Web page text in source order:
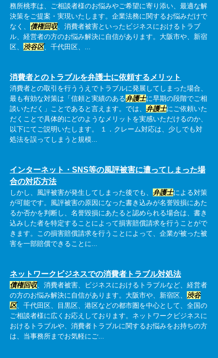
務所桃李は、ご相談者様のお悩みやご希望に寄り添い、最適な解
決策をご提案・実現いたします。企業法務に関するお悩みだけで
なく、 債権回収、消費者被害といったビジネスにおけるトラブ
ル、経営者の方のお悩み解決に自信があります。大阪市や、新宿
区、
渋谷区、千代田区、...
消費者とのトラブルを弁護士に依頼するメリット
消費者との取引を行ううえでトラブルに発展してしまった場合、
最も有効な対策は「信頼と実績のある弁護士に早期の段階でご相
談いただく」ことであると言えます。では、 弁護士にご依頼いた
だくことで具体的にどのようなメリットを実感いただけるのか、
以下にてご説明いたします。 １．クレーム対応は、少しでも対
処法を誤ってしまうと規模...
インターネット・SNS等の風評被害に遭ってしまった場
合の対応方法
しかし、風評被害が発生してしまった後でも、 弁護士による対策
が可能です。風評被害の原因になった書き込みが名誉毀損にあた
るか否かを判断し、名誉毀損にあたると認められる場合は、書き
込みした者を特定することによって損害賠償請求を行うことがで
きます。この損害賠償請求を行うことによって、企業が被った被
害を一部賠償できることに...
ネットワークビジネスでの消費者トラブル対処法
債権回収、消費者被害、ビジネスにおけるトラブルなど、経営者
の方のお悩み解決に自信があります。大阪市や、新宿区、
渋谷
区、千代田区、目黒区、港区などの都市圏を中心として、全国の
ご相談者様に広くお応えしております。ネットワークビジネスに
おけるトラブルや、消費者トラブルに関するお悩みをお持ちの方
は、当事務所までお気軽にご...